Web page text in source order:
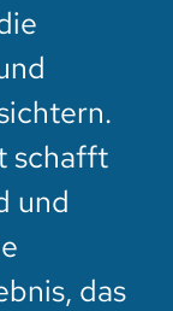
schafft
und
das